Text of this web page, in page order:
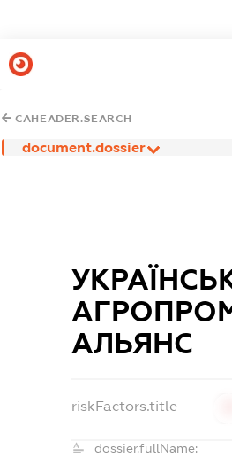
CAHEADER.SEARCH
document.dossier
АЛЬЯНС
riskFactors.title
dossier.fullName: